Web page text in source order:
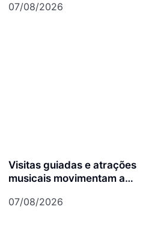
07/08/2026
Visitas guiadas e atrações
musicais movimentam a
em Joinville
07/08/2026